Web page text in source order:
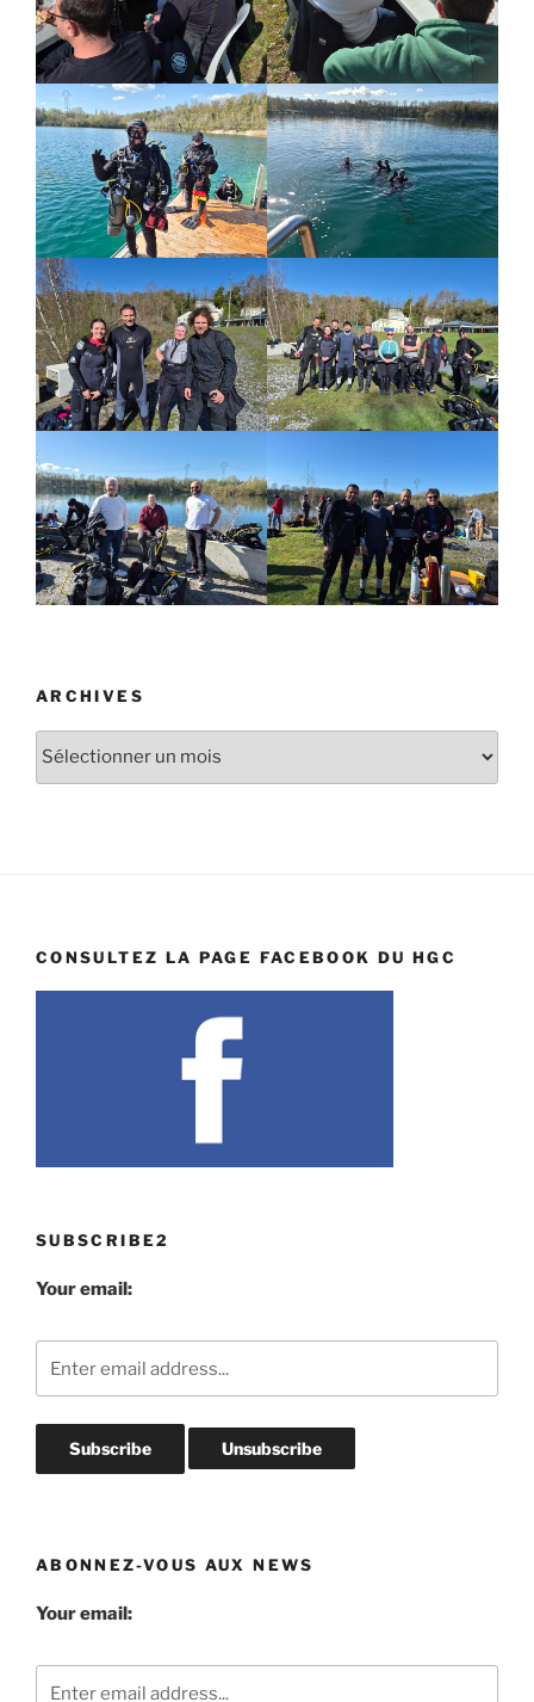
ARCHIVES
Archives
CONSULTEZ LA PAGE FACEBOOK DU HGC
SUBSCRIBE2
Your email:
ABONNEZ-VOUS AUX NEWS
Your email: